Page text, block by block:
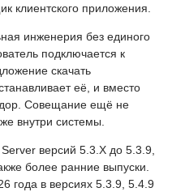
клиентского приложения.
инженерия без единого
подключается к
скачать
её, и вместо
Совещание ещё не
внутри системы.
версий 5.3.X до 5.3.9,
более ранние выпуски.
года в версиях 5.3.9, 5.4.9